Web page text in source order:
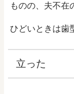
ものの、夫不
ひどいときは歯
立った